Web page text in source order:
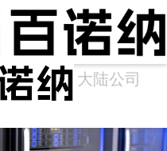
大陆公司